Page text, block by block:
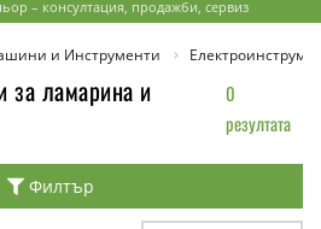
– консултация, продажби, сервиз
и Инструменти
за ламарина и
0
резултата
Филтър